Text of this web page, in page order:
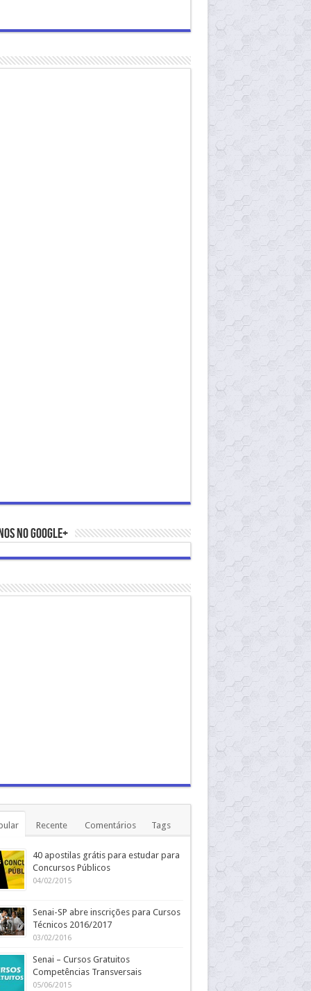
no Google+
Recente Comentários Tags
40 apostilas grátis para estudar para
Concursos Públicos
04/02/2015
Senai-SP abre inscrições para Cursos
Técnicos 2016/2017
03/02/2016
Senai – Cursos Gratuitos
Competências Transversais
05/06/2015